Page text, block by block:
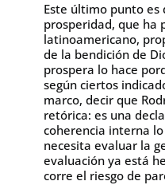
Este último punto es
prosperidad, que ha
latinoamericano,
de la bendición de
prospera lo hace
según ciertos
marco, decir que
retórica: es una
coherencia interna
necesita evaluar la
evaluación ya está
corre el riesgo de